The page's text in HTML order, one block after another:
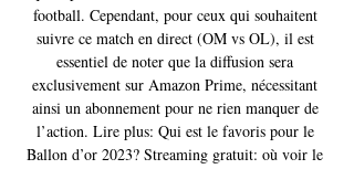
football. Cependant, pour ceux qui souhaitent
suivre ce match en direct (OM vs OL), il est
essentiel de noter que la diffusion sera
exclusivement sur Amazon Prime, nécessitant
ainsi un abonnement pour ne rien manquer de
l’action. Lire plus: Qui est le favoris pour le
Ballon d’or 2023? Streaming gratuit: où voir le